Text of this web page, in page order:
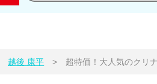
越後 康平 > 超特価！大人気のクリ